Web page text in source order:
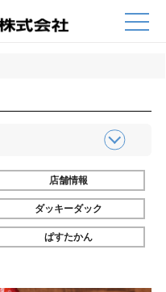
店舗情報
ダッキーダック
ぱすたかん